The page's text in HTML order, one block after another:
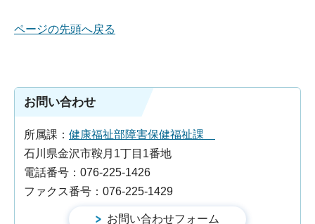
ページの先頭へ戻る
お問い合わせ
所属課： 健康福祉部障害保健福祉課
石川県金沢市鞍月1丁目1番地
電話番号：076-225-1426
ファクス番号：076-225-1429